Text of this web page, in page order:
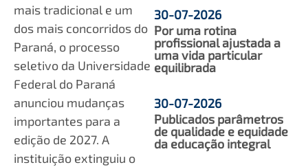
mais tradicional e um
dos mais concorridos do
Paraná, o processo
seletivo da Universidade
Federal do Paraná
anunciou mudanças
importantes para a
edição de 2027. A
instituição extinguiu o
30-07-2026
Por uma rotina
profissional ajustada a
uma vida particular
equilibrada
30-07-2026
Publicados parâmetros
de qualidade e equidade
da educação integral